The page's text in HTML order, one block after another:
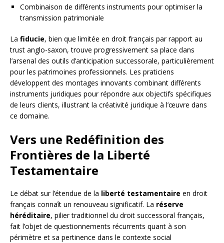
Combinaison de différents instruments pour optimiser la
transmission patrimoniale
La fiducie, bien que limitée en droit français par rapport au
trust anglo-saxon, trouve progressivement sa place dans
l’arsenal des outils d’anticipation successorale, particulièrement
pour les patrimoines professionnels. Les praticiens
développent des montages innovants combinant différents
instruments juridiques pour répondre aux objectifs spécifiques
de leurs clients, illustrant la créativité juridique à l’œuvre dans
ce domaine.
Vers une Redéfinition des
Frontières de la Liberté
Testamentaire
Le débat sur l’étendue de la liberté testamentaire en droit
français connaît un renouveau significatif. La réserve
héréditaire, pilier traditionnel du droit successoral français,
fait l’objet de questionnements récurrents quant à son
périmètre et sa pertinence dans le contexte social